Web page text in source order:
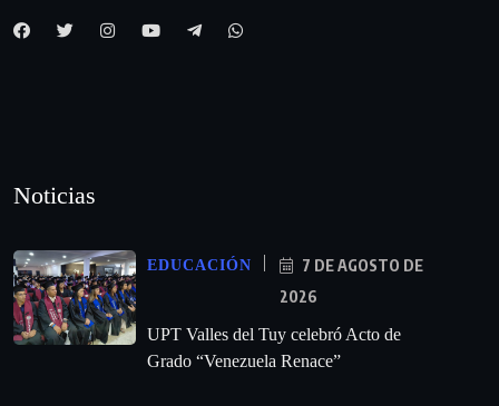
Noticias
EDUCACIÓN
7 DE AGOSTO DE
2026
UPT Valles del Tuy celebró Acto de
Grado “Venezuela Renace”